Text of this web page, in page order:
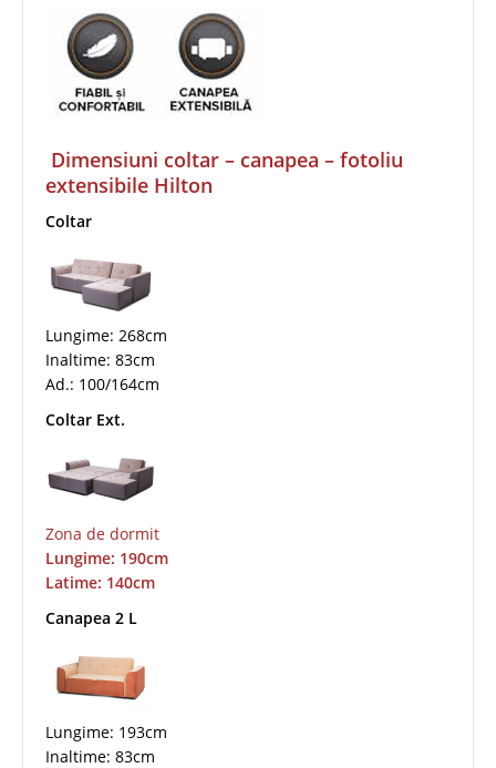
Dimensiuni coltar – canapea – fotoliu
extensibile Hilton
Coltar
Lungime: 268cm
Inaltime: 83cm
Ad.: 100/164cm
Coltar Ext.
Zona de dormit
Lungime: 190cm
Latime: 140cm
Canapea 2 L
Lungime: 193cm
Inaltime: 83cm